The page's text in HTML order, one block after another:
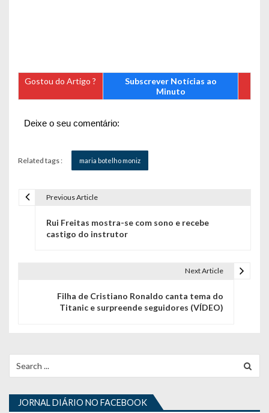
Gostou do Artigo ?
Subscrever Notícias ao
Minuto
Deixe o seu comentário:
Related tags : maria botelho moniz
ã
o
d
Previous Article
Rui Freitas mostra-se com sono e recebe
castigo do instrutor
Next Article
Filha de Cristiano Ronaldo canta tema do
Titanic e surpreende seguidores (VÍDEO)
for:
JORNAL DIÁRIO NO FACEBOOK